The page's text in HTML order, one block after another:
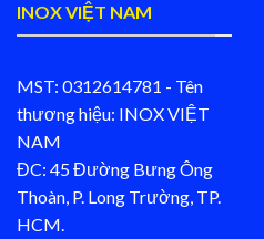
INOX VIỆT NAM
MST: 0312614781 - Tên
thương hiệu: INOX VIỆT
NAM
ĐC: 45 Đường Bưng Ông
Thoàn, P. Long Trường, TP.
HCM.